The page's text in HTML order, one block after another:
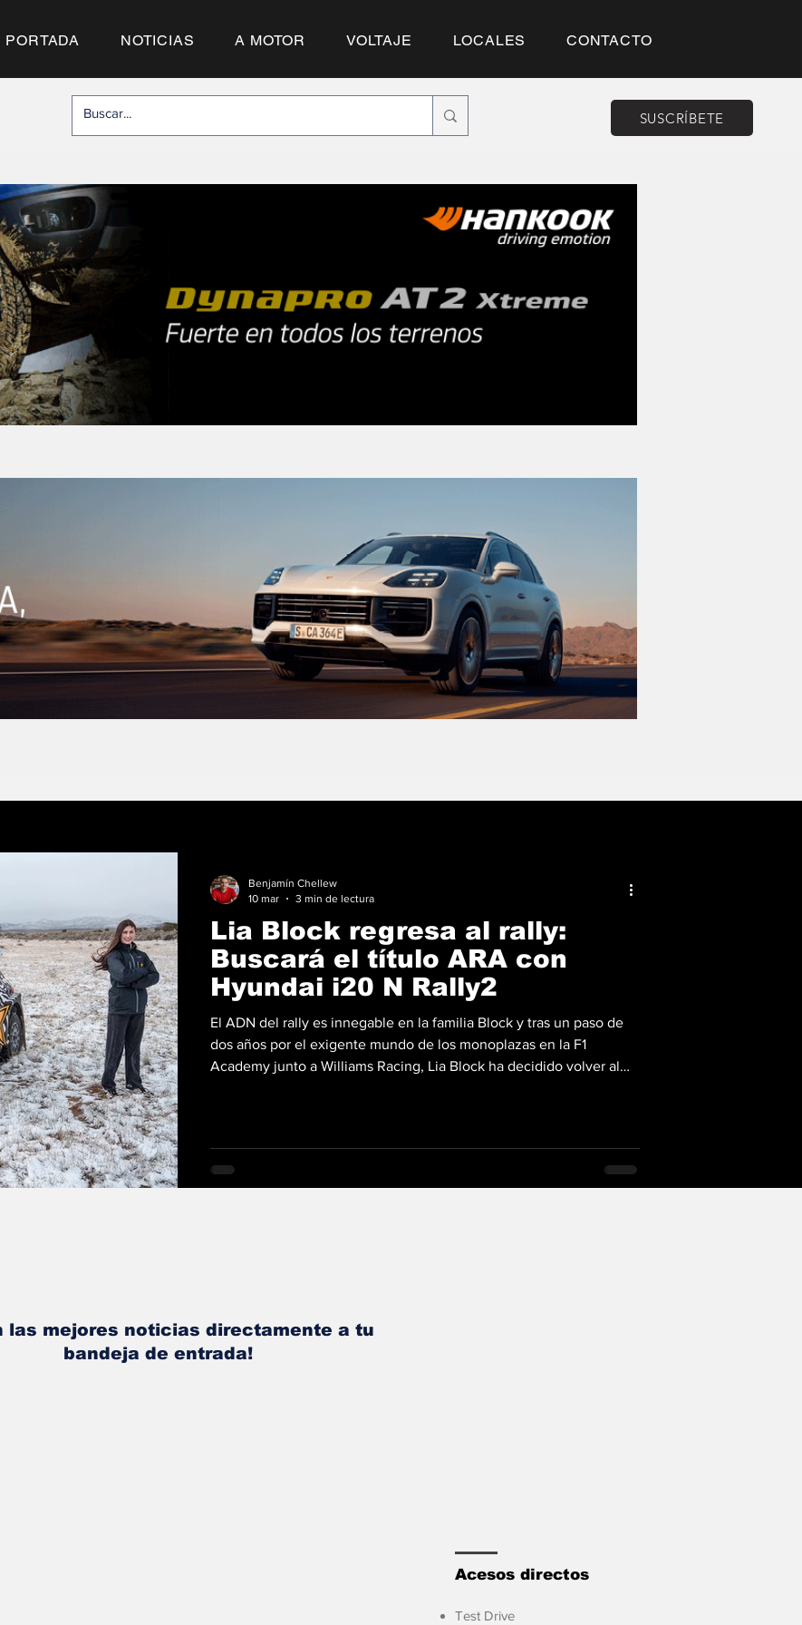
PORTADA NOTICIAS A MOTOR VOLTAJE LOCALES CONTACTO
SUSCRÍBETE
Lia Block regresa al rally:
Buscará el título ARA con
Hyundai i20 N Rally2
El ADN del rally es innegable en la familia Block y tras un paso de
dos años por el exigente mundo de los monoplazas en la F1
Academy junto a Williams Racing, Lia Block ha decidido volver al
vez con un arma de calibre superior: un Hyundai i20 N Rally2.
Acompañada por el experimentado copil
Benjamín Chellew
10 mar
3 min de lectura
las mejores noticias directamente a tu
bandeja de entrada!
Acesos directos
Test Drive